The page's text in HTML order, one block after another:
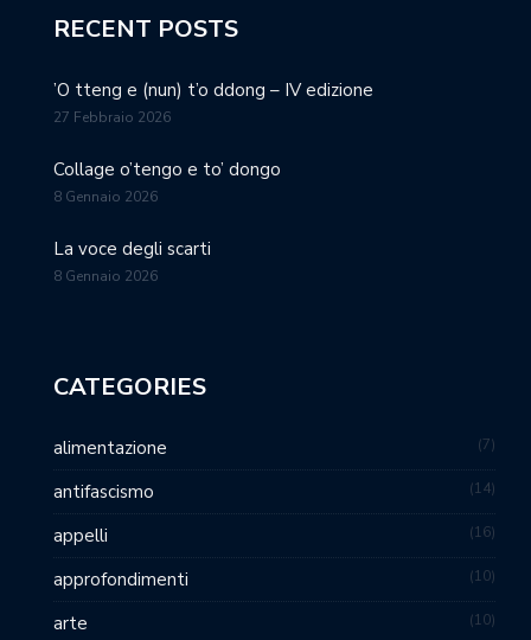
RECENT POSTS
’O tteng e (nun) t’o ddong – IV edizione
27 Febbraio 2026
Collage o’tengo e to’ dongo
8 Gennaio 2026
La voce degli scarti
8 Gennaio 2026
CATEGORIES
alimentazione 7
antifascismo 14
appelli 16
approfondimenti 10
arte 10